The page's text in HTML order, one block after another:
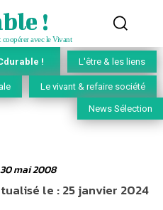
!
avec le Vivant
! L'être & les liens
Le vivant & refaire société
News Sélection
30 mai 2008
le :25 janvier 2024